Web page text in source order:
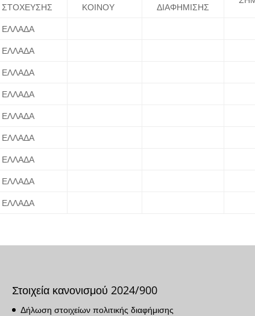
ΣΤΟΧΕΥΣΗΣ
ΚΟΙΝΟΥ
ΔΙΑΦΗΜΙΣΗΣ
ΕΛΛΑΔΑ
ΕΛΛΑΔΑ
ΕΛΛΑΔΑ
ΕΛΛΑΔΑ
ΕΛΛΑΔΑ
ΕΛΛΑΔΑ
ΕΛΛΑΔΑ
ΕΛΛΑΔΑ
ΕΛΛΑΔΑ
Στοιχεία κανονισμού 2024/900
Δήλωση στοιχείων πολιτικής διαφήμισης